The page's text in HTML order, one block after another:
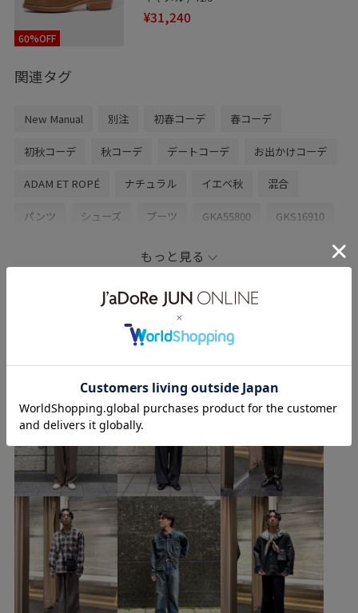
是非ご活用下さい！
是非お気軽にお問い合わせ下さいませ！
営業時間 : 10:30〜20:30
——————————————————————————————
60%OFF
¥31,240
関連タグ
New Manual 別注 初春コーデ 春コーデ
初秋コーデ 秋コーデ デートコーデ お出かけコーデ
ADAM ET ROPÉ ナチュラル イエベ秋 混合
パンツ シューズ ブーツ GKA55800 GKS16910
インディゴ サンダル
別注アイテム
もっと見る
atsushiのその他のスタイリング